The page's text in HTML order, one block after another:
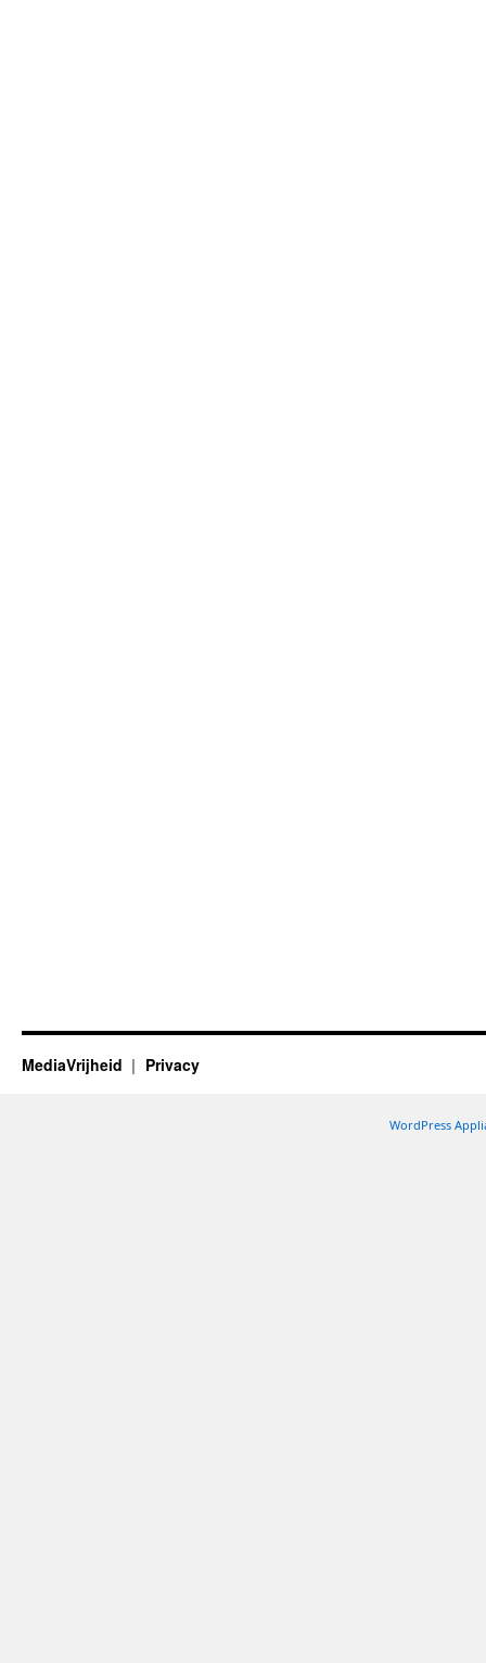
MediaVrijheid Privacy
WordPress